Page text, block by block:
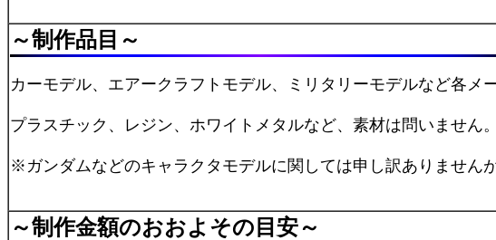
～制作品目 ～
カーモデル、エアークラフトモデル、ミリタリーモデルなど各メ
プラスチック、レジン、ホワイトメタルなど、素材は問いません。
※ガンダムなどのキャラクタモデルに関しては申し訳ありません
～制作金額のおおよその目安～